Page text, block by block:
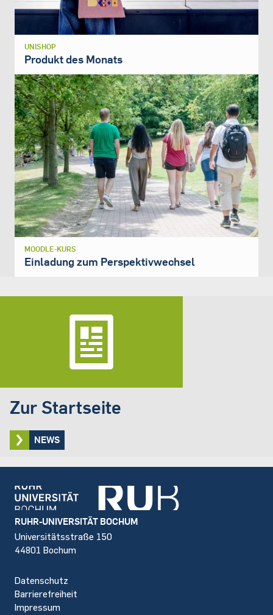
UNISHOP
Produkt des Monats
MOODLE-KURS
Einladung zum Perspektivwechsel
Zur Startseite
NEWS
Footer
RUHR-UNIVERSITÄT BOCHUM
Universitätsstraße 150
44801 Bochum
Datenschutz
Barrierefreiheit
Impressum